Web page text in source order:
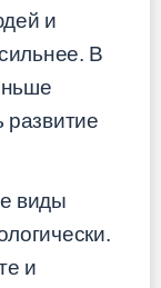
и
В
развитие
виды
и